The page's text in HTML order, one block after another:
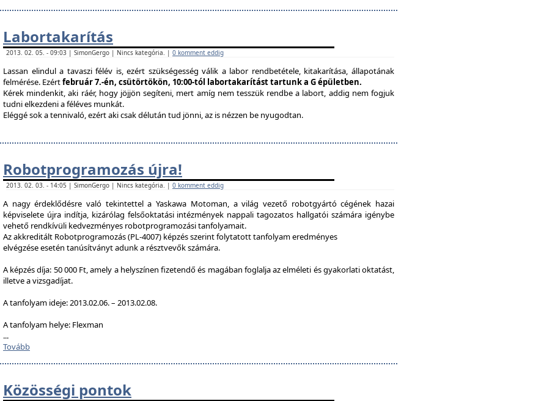
Labortakarítás
2013. 02. 05. - 09:03 | SimonGergo | Nincs kategória. | 0 komment eddig
Lassan elindul a tavaszi félév is, ezért szükségesség válik a labor rendbetétele, kitakarítása, állapotának
felmérése. Ezértfebruár 7.-én, csütörtökön, 10:00-tól labortakarítást tartunk a G épületben.
Kérek mindenkit, aki ráér, hogy jöjjön segíteni, mert amíg nem tesszük rendbe a labort, addig nem fogjuk
tudni elkezdeni a féléves munkát.
Eléggé sok a tennivaló, ezért aki csak délután tud jönni, az is nézzen be nyugodtan.
Robotprogramozás újra!
2013. 02. 03. - 14:05 | SimonGergo | Nincs kategória. | 0 komment eddig
A nagy érdeklődésre való tekintettel a Yaskawa Motoman, a világ vezető robotgyártó cégének hazai
képviselete újra indítja, kizárólag felsőoktatási intézmények nappali tagozatos hallgatói számára igénybe
vehető rendkívüli kedvezményes robotprogramozási tanfolyamait.
Az akkreditált Robotprogramozás (PL-4007) képzés szerint folytatott tanfolyam eredményes
elvégzése esetén tanúsítványt adunk a résztvevők számára.
A képzés díja: 50 000 Ft, amely a helyszínen fizetendő és magában foglalja az elméleti és gyakorlati oktatást,
illetve a vizsgadíjat.
A tanfolyam ideje: 2013.02.06. – 2013.02.08.
A tanfolyam helye: Flexman
...
Tovább
Közösségi pontok